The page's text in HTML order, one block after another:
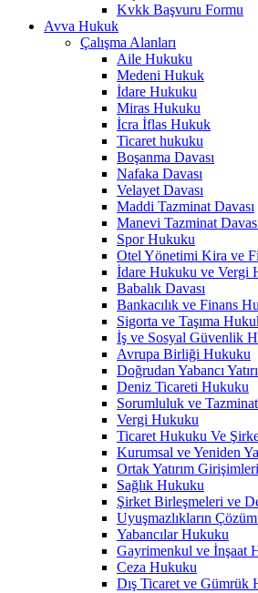
Kvkk Başvuru Formu
Avva Hukuk
Çalışma Alanları
Aile Hukuku
Medeni Hukuk
İdare Hukuku
Miras Hukuku
İcra İflas Hukuk
Ticaret hukuku
Boşanma Davası
Nafaka Davası
Velayet Davası
Maddi Tazminat Davası
Manevi Tazminat
Spor Hukuku
Otel Yönetimi Kira ve
İdare Hukuku ve Vergi
Babalık Davası
Bankacılık ve Finans
Sigorta ve Taşıma
İş ve Sosyal Güvenlik
Avrupa Birliği Hukuku
Doğrudan Yabancı
Deniz Ticareti Hukuku
Sorumluluk ve
Vergi Hukuku
Ticaret Hukuku Ve
Kurumsal ve Yeniden
Ortak Yatırım Girişimleri
Sağlık Hukuku
Şirket Birleşmeleri ve
Uyuşmazlıkların
Yabancılar Hukuku
Gayrimenkul ve İnşaat
Ceza Hukuku
Dış Ticaret ve Gümrük